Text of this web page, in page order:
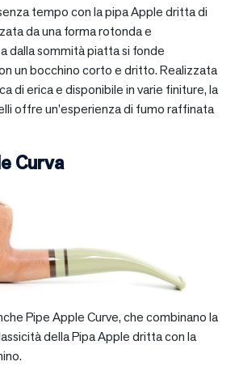
tempo con la pipa Apple dritta di
da una forma rotonda e
dalla sommità piatta si fonde
un bocchino corto e dritto. Realizzata
di erica e disponibile in varie finiture, la
offre un’esperienza di fumo raffinata
Curva
Pipe Apple Curve, che combinano la
della Pipa Apple dritta con la